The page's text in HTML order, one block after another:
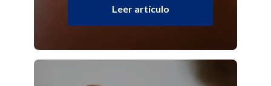
Leer artículo